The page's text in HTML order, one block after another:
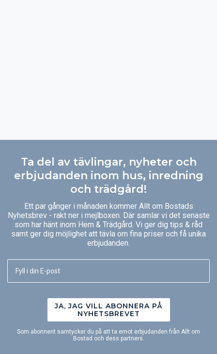
Ta del av tävlingar, nyheter och
erbjudanden inom hus, inredning
och trädgård!
Ett par gånger i månaden kommer Allt om Bostads
Nyhetsbrev - rakt ner i mejlboxen. Där samlar vi det senaste
som har hänt inom Hem & Trädgård. Vi ger dig tips & råd
samt ger dig möjlighet att tävla om fina priser och få unika
erbjudanden.
JA, JAG VILL ABONNERA PÅ
NYHETSBREVET
Som abonnent samtycker du på att ta emot erbjudanden från Allt om
Bostad och dess partners.